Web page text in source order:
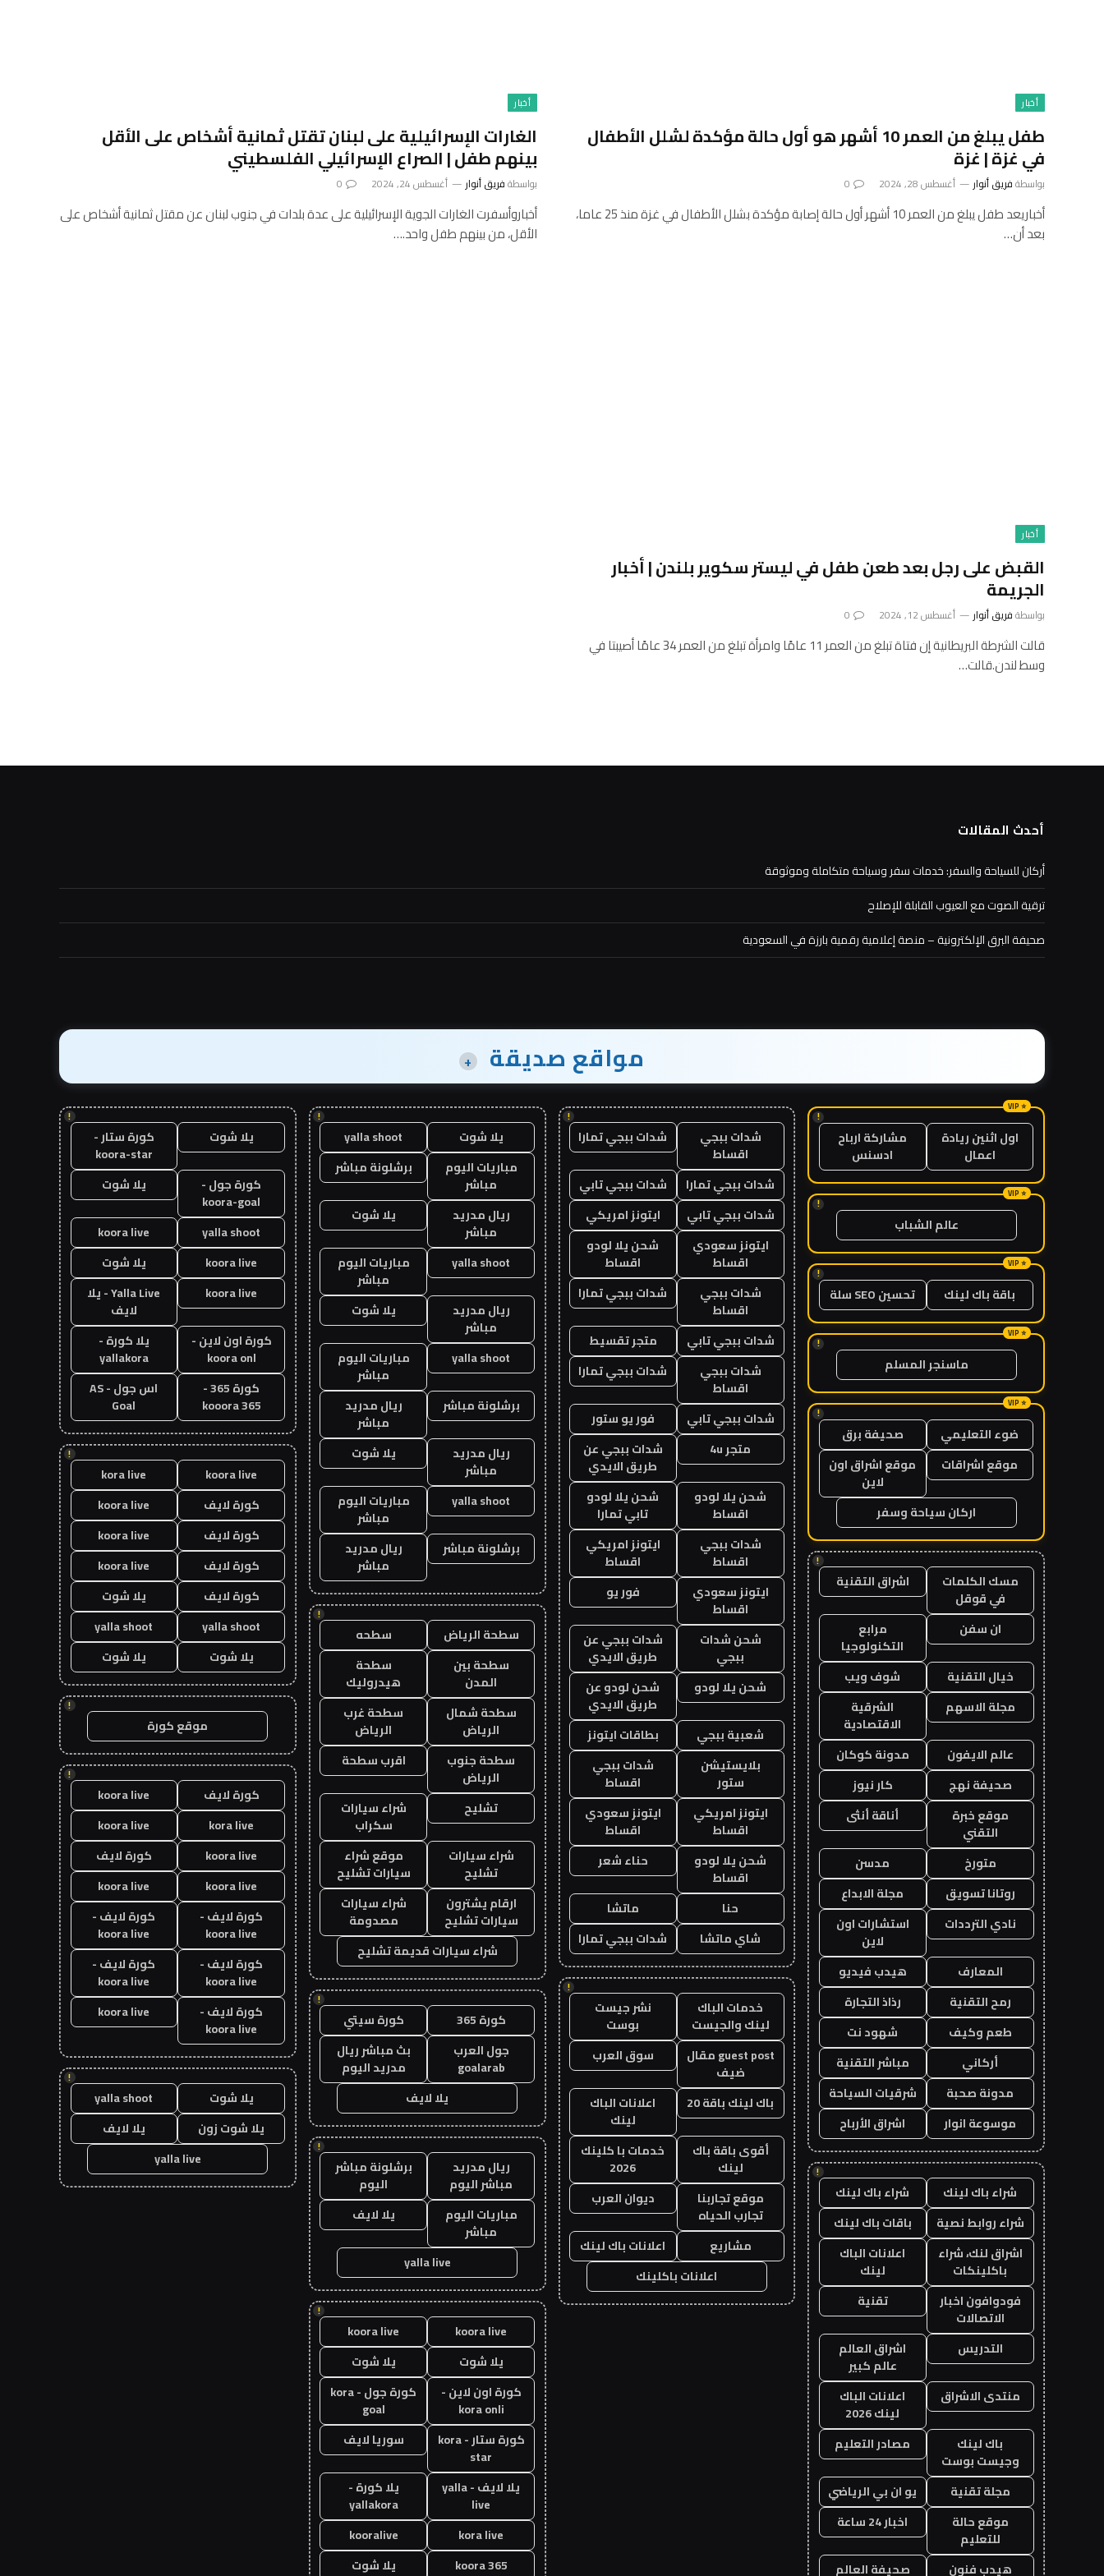
أخبار
طفل يبلغ من العمر 10 أشهر هو أول حالة مؤكدة لشلل الأطفال
في غزة | غزة
بواسطةفريق أنوار أغسطس 28, 2024 0
أخباريعد طفل يبلغ من العمر 10 أشهر أول حالة إصابة مؤكدة بشلل الأطفال في غزة منذ 25 عاما،
بعد أن…
أخبار
الغارات الإسرائيلية على لبنان تقتل ثمانية أشخاص على الأقل
بينهم طفل | الصراع الإسرائيلي الفلسطيني
بواسطةفريق أنوار أغسطس 24, 2024 0
أخباروأسفرت الغارات الجوية الإسرائيلية على عدة بلدات في جنوب لبنان عن مقتل ثمانية أشخاص على
الأقل، من بينهم طفل واحد.…
أخبار
القبض على رجل بعد طعن طفل في ليستر سكوير بلندن | أخبار
الجريمة
بواسطةفريق أنوار أغسطس 12, 2024 0
قالت الشرطة البريطانية إن فتاة تبلغ من العمر 11 عامًا وامرأة تبلغ من العمر 34 عامًا أصيبتا في
وسط لندن.قالت…
أحدث المقالات
أركان للسياحة والسفر: خدمات سفر وسياحة متكاملة وموثوقة
ترقية الصوت مع العيوب القابلة للإصلاح
صحيفة البرق الإلكترونية – منصة إعلامية رقمية بارزة في السعودية
مواقع صديقة +
!
اول اثنين ريادة
اعمال
مشاركة ارباح
ادسنس
!
عالم الشباب
!
باقة باك لينك تحسين SEO سلة
!
ماسنجر المسلم
!
ضوء التعليمي
صحيفة برق
موقع اشراقات
موقع اشراق اون
لاين
اركان سياحة وسفر
!
مسك الكلمات
في قوقل
اشراق التقنية
ان سفن
مرابع
التكنولوجيا
خيال التقنية
شوف ويب
مجلة الاسهم
الشرقية
الاقتصادية
عالم الايفون
مدونة كوكان
صحيفة نهج
كار نيوز
موقع خبرة
التقني
أناقة أنثى
متورخ
مدسن
روتانا تسويق
مجلة الابداع
نادي الترددات
استشارات اون
لاين
المعارف
هيدب فيديو
رمح التقنية
رذاذ التجارة
طعم وكيف
شهود نت
أركاني
مباشر التقنية
مدونة صحبة
شرقيات السياحة
موسوعة انوار
اشراق الأرباح
!
شراء باك لينك
شراء باك لينك
شراء روابط نصية
باقات باك لينك
اشراق لنك، شراء
باكلينكات
اعلانات الباك
لينك
فودوافون اخبار
الاتصالات
تقنية
التدريس
اشراق العالم
عالم كبير
منتدى الاشراق
اعلانات الباك
لينك 2026
باك لينك
وجيست بوست
مصادر التعليم
مجلة تقنية
يو ان بي الرياضي
موقع حالة
للتعليم
اخبار 24 ساعة
هيدب فنون صحيفة العالم
!
شدات ببجي
اقساط
شدات ببجي تمارا
شدات ببجي تمارا
شدات ببجي تابي
شدات ببجي تابي
ايتونز امريكي
ايتونز سعودي
اقساط
شحن يلا لودو
اقساط
شدات ببجي
اقساط
شدات ببجي تمارا
شدات ببجي تابي
متجر تقسيط
شدات ببجي
اقساط
شدات ببجي تمارا
شدات ببجي تابي
فور يو ستور
متجر 4u
شدات ببجي عن
طريق الايدي
شحن يلا لودو
اقساط
شحن يلا لودو
تابي تمارا
شدات ببجي
اقساط
ايتونز امريكي
اقساط
ايتونز سعودي
اقساط
فور يو
شحن شدات
ببجي
شدات ببجي عن
طريق الايدي
شحن يلا لودو
شحن لودو عن
طريق الايدي
شعبية ببجي
بطاقات ايتونز
بلايستيشن
ستور
شدات ببجي
اقساط
ايتونز امريكي
اقساط
ايتونز سعودي
اقساط
شحن يلا لودو
اقساط
حناء شعر
حنا
ماتشا
شاي ماتشا
شدات ببجي تمارا
!
خدمات الباك
لينك والجيست
نشر جيست
بوست
guest post مقال
ضيف
سوق العرب
باك لينك باقة 20
اعلانات الباك
لينك
أقوى باقة باك
لينك
خدمات با كلينك
2026
موقع تجاربنا
تجارب الحياه
ديوان العرب
مشاريع
اعلانات باك لينك
اعلانات باكلينك
!
يلا شوت
yalla shoot
مباريات اليوم
مباشر
برشلونة مباشر
ريال مدريد
مباشر
يلا شوت
yalla shoot
مباريات اليوم
مباشر
ريال مدريد
مباشر
يلا شوت
yalla shoot
مباريات اليوم
مباشر
برشلونة مباشر
ريال مدريد
مباشر
ريال مدريد
مباشر
يلا شوت
yalla shoot
مباريات اليوم
مباشر
برشلونة مباشر
ريال مدريد
مباشر
!
سطحة الرياض
سطحه
سطحة بين
المدن
سطحة
هيدروليك
سطحة شمال
الرياض
سطحة غرب
الرياض
سطحة جنوب
الرياض
اقرب سطحة
تشليح
شراء سيارات
سكراب
شراء سيارات
تشليح
موقع شراء
سيارات تشليح
ارقام يشترون
سيارات تشليح
شراء سيارات
مصدومة
شراء سيارات قديمة تشليح
!
كورة 365
كورة سيتي
جول العرب
goalarab
بث مباشر ريال
مدريد اليوم
يلا لايف
!
ريال مدريد
مباشر اليوم
برشلونة مباشر
اليوم
مباريات اليوم
مباشر
يلا لايف
yalla live
!
koora live
koora live
يلا شوت
يلا شوت
كورة اون لاين -
kora onli
كورة جول - kora
goal
كورة ستار - kora
star
سوريا لايف
يلا لايف - yalla
live
يلا كورة -
yallakora
kora live
kooralive
koora 365
يلا شوت
!
يلا شوت
كورة ستار -
koora-star
كورة جول -
koora-goal
يلا شوت
yalla shoot
koora live
koora live
يلا شوت
koora live
Yalla Live - يلا
لايف
كورة اون لاين -
koora onl
يلا كورة -
yallakora
كورة 365 -
kooora 365
اس جول - AS
Goal
!
koora live
kora live
كورة لايف
koora live
كورة لايف
koora live
كورة لايف
koora live
كورة لايف
يلا شوت
yalla shoot
yalla shoot
يلا شوت
يلا شوت
!
موقع كورة
!
كورة لايف
koora live
kora live
koora live
koora live
كورة لايف
koora live
koora live
كورة لايف -
koora live
كورة لايف -
koora live
كورة لايف -
koora live
كورة لايف -
koora live
كورة لايف -
koora live
koora live
!
يلا شوت
yalla shoot
يلا شوت زون
يلا لايف
yalla live